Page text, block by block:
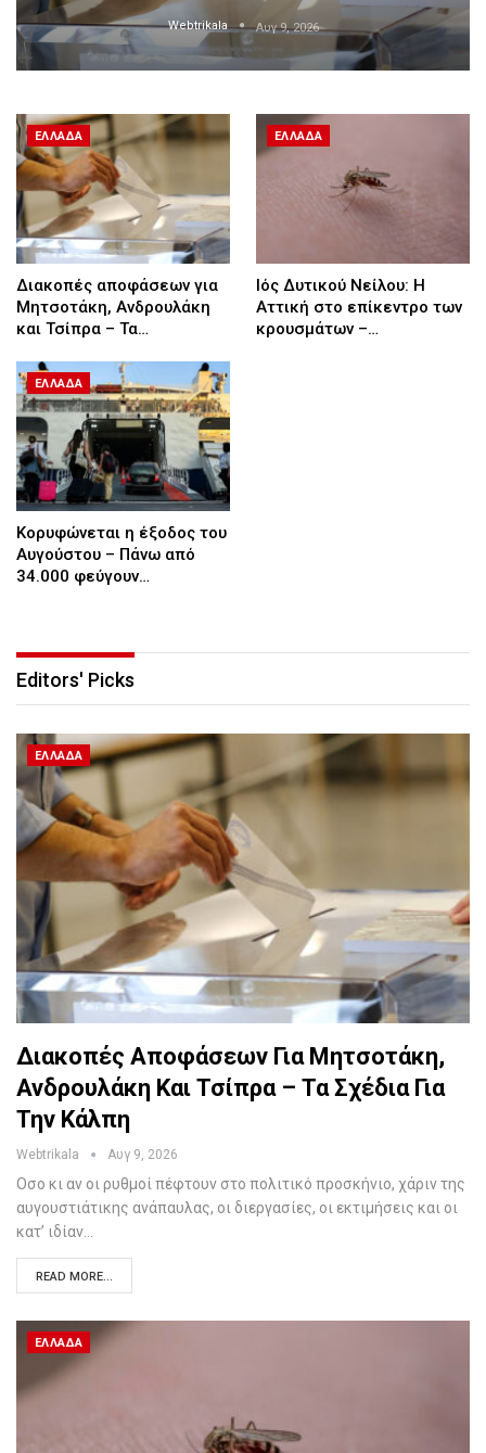
Webtrikala Αυγ 9, 2026
ΕΛΛΆΔΑ
Διακοπές αποφάσεων για
Μητσοτάκη, Ανδρουλάκη
και Τσίπρα – Τα…
ΕΛΛΆΔΑ
Ιός Δυτικού Νείλου: Η
Αττική στο επίκεντρο των
κρουσμάτων –…
ΕΛΛΆΔΑ
Κορυφώνεται η έξοδος του
Αυγούστου – Πάνω από
34.000 φεύγουν…
Editors' Picks
ΕΛΛΆΔΑ
Διακοπές Αποφάσεων Για Μητσοτάκη,
Ανδρουλάκη Και Τσίπρα – Τα Σχέδια Για
Την Κάλπη
Webtrikala Αυγ 9, 2026
Οσο κι αν οι ρυθμοί πέφτουν στο πολιτικό προσκήνιο, χάριν της
αυγουστιάτικης ανάπαυλας, οι διεργασίες, οι εκτιμήσεις και οι
κατ’ ιδίαν…
READ MORE...
ΕΛΛΆΔΑ